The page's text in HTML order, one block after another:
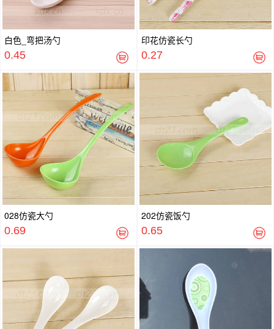
白色_弯把汤勺
0.45
印花仿瓷长勺
0.27
028仿瓷大勺
0.69
202仿瓷饭勺
0.65